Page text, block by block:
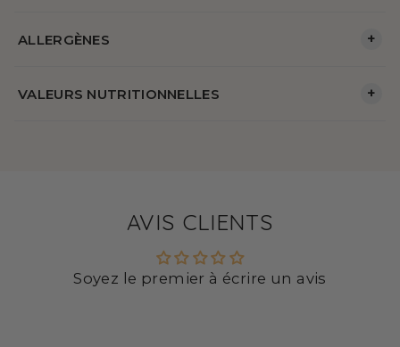
ALLERGÈNES +
VALEURS NUTRITIONNELLES +
AVIS CLIENTS
Soyez le premier à écrire un avis